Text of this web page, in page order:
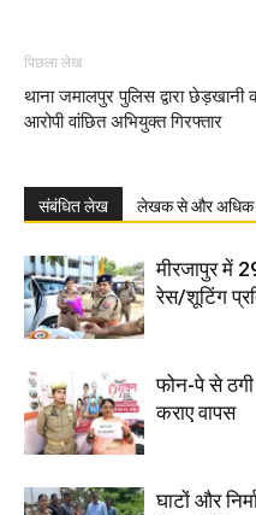
पिछला लेख
थाना जमालपुर पुलिस द्वारा छेड़खानी
आरोपी वांछित अभियुक्त गिरफ्तार
संबंधित लेख लेखक से और अधिक
मीरजापुर में
रेस/शूटिंग
फोन-पे से
कराए वापस
घाटों और